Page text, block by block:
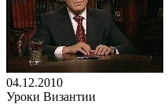
04.12.2010
Уроки Византии